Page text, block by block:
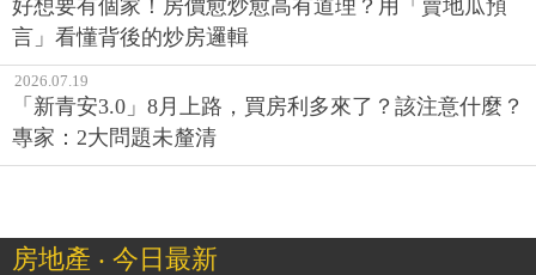
好想要有個家！房價愈炒愈高有道理？用「賣地瓜預
言」看懂背後的炒房邏輯
2026.07.19
「新青安3.0」8月上路，買房利多來了？該注意什麼？
專家：2大問題未釐清
房地產 ‧ 今日最新